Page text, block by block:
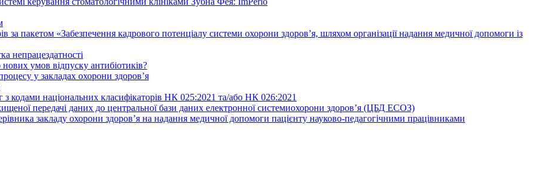
пакетом «Забезпечення кадрового потенціалу системи охорони здоров’я, шляхом організації надання медичної допомоги із
непрацездатності
умов відпуску антибіотиків?
у закладах охорони здоров’я
кодами національних класифікаторів НК 025:2021 та/або НК 026:2021
передачі даних до центральної бази даних електронної системиохорони здоров’я (ЦБД ЕСОЗ)
закладу охорони здоров’я на надання медичної допомоги пацієнту науково-педагогічними працівниками